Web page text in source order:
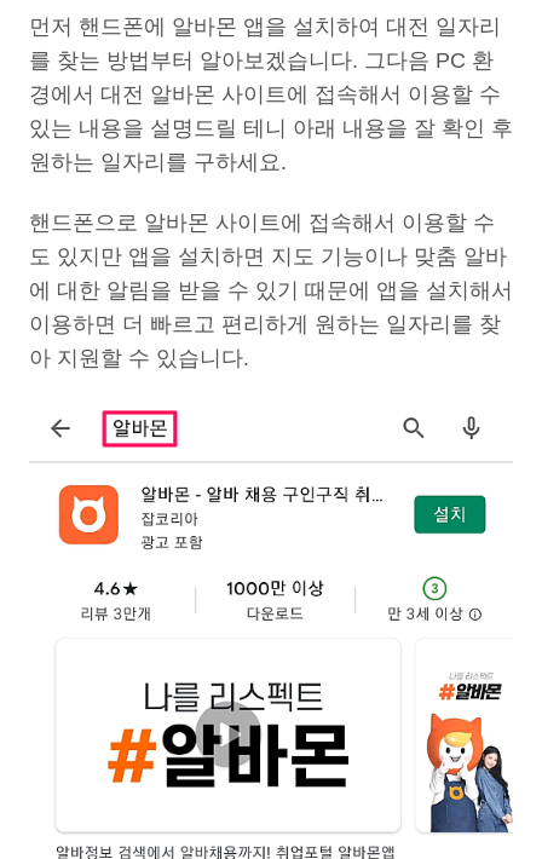
먼저 핸드폰에 알바몬 앱을 설치하여 대전 일자리
를 찾는 방법부터 알아보겠습니다. 그다음 PC 환
경에서 대전 알바몬 사이트에 접속해서 이용할 수
있는 내용을 설명드릴 테니 아래 내용을 잘 확인 후
원하는 일자리를 구하세요.
핸드폰으로 알바몬 사이트에 접속해서 이용할 수
도 있지만 앱을 설치하면 지도 기능이나 맞춤 알바
에 대한 알림을 받을 수 있기 때문에 앱을 설치해서
이용하면 더 빠르고 편리하게 원하는 일자리를 찾
아 지원할 수 있습니다.